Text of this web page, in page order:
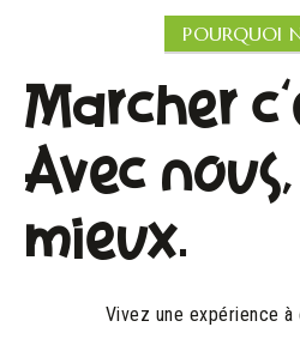
POURQUOI
Marcher
Avec
mieux.
Vivez une expérience à